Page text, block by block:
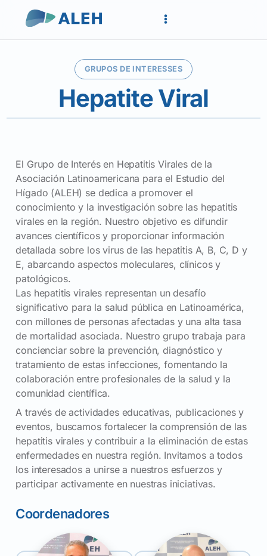
GRUPOS DE INTERESSES
Hepatite Viral
El Grupo de Interés en Hepatitis Virales de la
Asociación Latinoamericana para el Estudio del
Hígado (ALEH) se dedica a promover el
conocimiento y la investigación sobre las hepatitis
virales en la región. Nuestro objetivo es difundir
avances científicos y proporcionar información
detallada sobre los virus de las hepatitis A, B, C, D y
E, abarcando aspectos moleculares, clínicos y
patológicos.
Las hepatitis virales representan un desafío
significativo para la salud pública en Latinoamérica,
con millones de personas afectadas y una alta tasa
de mortalidad asociada. Nuestro grupo trabaja para
concienciar sobre la prevención, diagnóstico y
tratamiento de estas infecciones, fomentando la
colaboración entre profesionales de la salud y la
comunidad científica.
A través de actividades educativas, publicaciones y
eventos, buscamos fortalecer la comprensión de las
hepatitis virales y contribuir a la eliminación de estas
enfermedades en nuestra región. Invitamos a todos
los interesados a unirse a nuestros esfuerzos y
participar activamente en nuestras iniciativas.
Coordenadores